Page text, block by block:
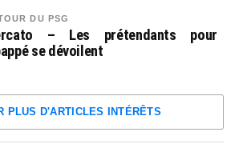
DU PSG
– Les prétendants pour
se dévoilent
PLUS D'ARTICLES INTÉRÊTS